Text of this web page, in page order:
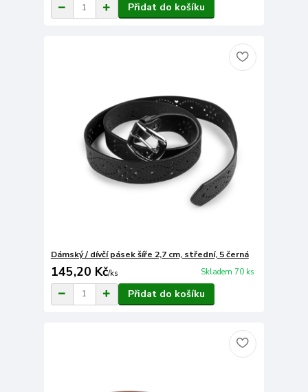
Přidat do košíku
Dámský / dívčí pásek šíře 2,7 cm, střední, 5 černá
145,20 Kč/ks Skladem 70 ks
Přidat do košíku